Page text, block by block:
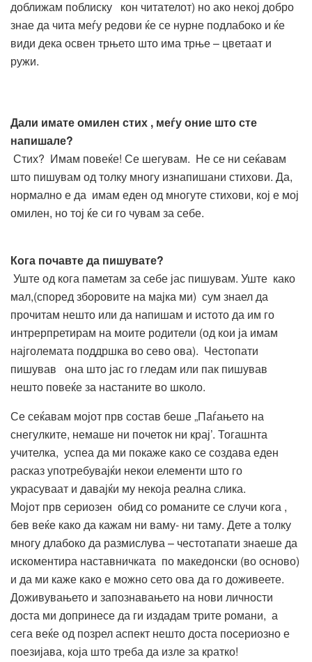
доближам поблиску кон читателот) но ако некој добро
знае да чита меѓу редови ќе се нурне подлабоко и ќе
види дека освен трњето што има трње – цветаат и
ружи.
Дали имате омилен стих , меѓу оние што сте
напишале?
Стих? Имам повеќе! Се шегувам. Не се ни сеќавам
што пишувам од толку многу изнапишани стихови. Да,
нормално е да имам еден од многуте стихови, кој е мој
омилен, но тој ќе си го чувам за себе.
Кога почавте да пишувате?
Уште од кога паметам за себе јас пишувам. Уште како
мал,(според зборовите на мајка ми) сум знаел да
прочитам нешто или да напишам и истото да им го
интрерпретирам на моите родители (од кои ја имам
најголемата поддршка во сево ова). Честопати
пишував она што јас го гледам или пак пишував
нешто повеќе за настаните во школо.
Се сеќавам мојот прв состав беше „Паѓањето на
снегулките, немаше ни почеток ни крај’. Тогашнта
учителка, успеа да ми покаже како се создава еден
расказ употребувајќи некои елементи што го
украсуваат и давајќи му некоја реална слика.
Мојот прв сериозен обид со романите се случи кога ,
бев веќе како да кажам ни ваму- ни таму. Дете а толку
многу длабоко да размислува – честотапати знаеше да
искоментира наставничката по македонски (во осново)
и да ми каже како е можно сето ова да го доживеете.
Доживувањето и запознавањето на нови личности
доста ми допринесе да ги издадам трите романи, а
сега веќе од позрел аспект нешто доста посериозно е
поезијава, која што треба да изле за кратко!